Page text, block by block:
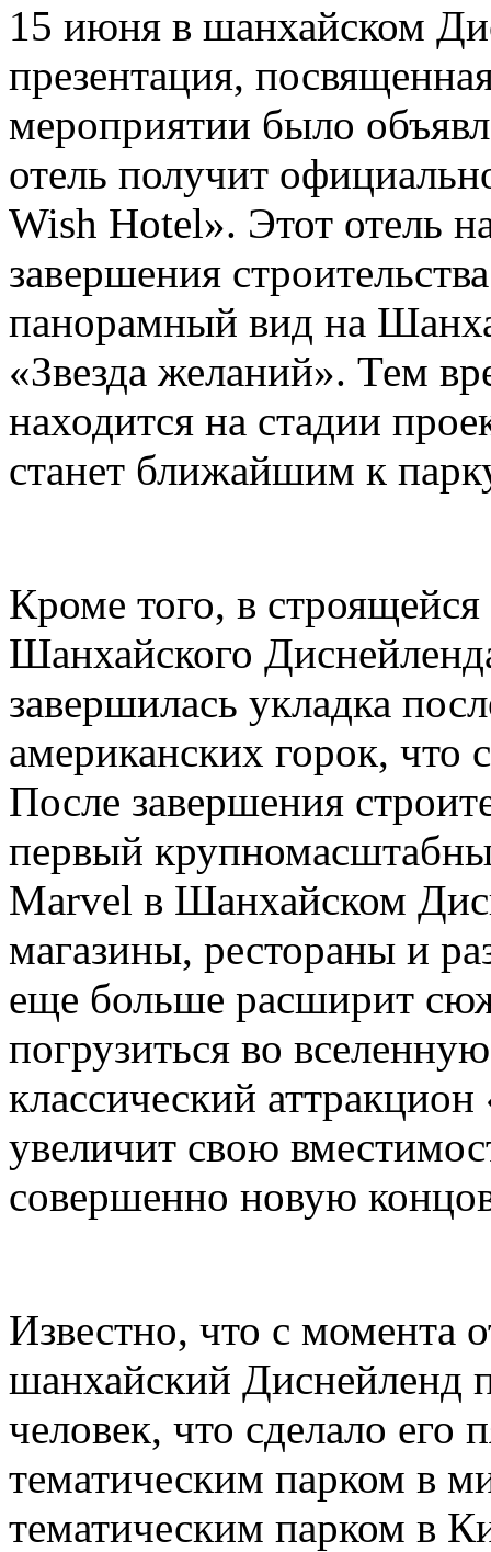
15 июня в шанхайском
презентация,
мероприятии было
отель получит
Wish Hotel». Этот отель
завершения
панорамный вид на
«Звезда желаний». Тем
находится на стадии
станет ближайшим к
Кроме того, в строящейся
Шанхайского
завершилась укладка
американских горок, что
После завершения
первый
Marvel в Шанхайском
магазины, рестораны и
еще больше расширит
погрузиться во
классический
увеличит свою
совершенно новую
Известно, что с момента
шанхайский Диснейленд
человек, что сделало
тематическим парком в
тематическим парком в